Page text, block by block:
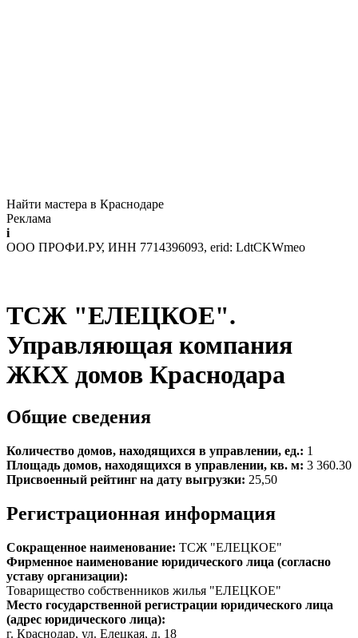
Найти мастера в Краснодаре
Реклама
i
ООО ПРОФИ.РУ, ИНН 7714396093, erid: LdtCKWmeo
ТСЖ "ЕЛЕЦКОЕ".
Управляющая компания
ЖКХ домов Краснодара
Общие сведения
Количество домов, находящихся в управлении, ед.: 1
Площадь домов, находящихся в управлении, кв. м: 3 360.30
Присвоенный рейтинг на дату выгрузки: 25,50
Регистрационная информация
Сокращенное наименование: ТСЖ "ЕЛЕЦКОЕ"
Фирменное наименование юридического лица (согласно
уставу организации):
Товарищество собственников жилья "ЕЛЕЦКОЕ"
Место государственной регистрации юридического лица
(адрес юридического лица):
г. Краснодар, ул. Елецкая, д. 18